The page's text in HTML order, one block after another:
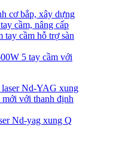
5 tay cầm với
Nd-yag xung Q